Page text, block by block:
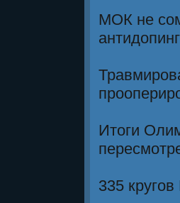
МОК не
Итоги
335